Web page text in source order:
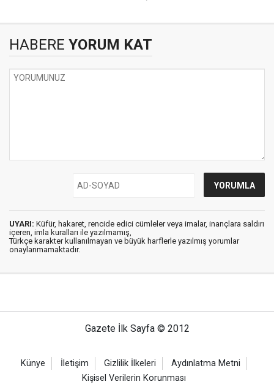
HABERE YORUM KAT
UYARI: Küfür, hakaret, rencide edici cümleler veya imalar, inançlara saldırı
içeren, imla kuralları ile yazılmamış,
Türkçe karakter kullanılmayan ve büyük harflerle yazılmış yorumlar
onaylanmamaktadır.
Gazete İlk Sayfa © 2012
Künye İletişim Gizlilik İlkeleri
Aydınlatma Metni
Kişisel Verilerin Korunması